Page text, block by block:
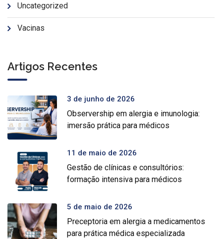
Uncategorized
Vacinas
Artigos Recentes
3 de junho de 2026
Observership em alergia e imunologia:
imersão prática para médicos
11 de maio de 2026
Gestão de clínicas e consultórios:
formação intensiva para médicos
5 de maio de 2026
Preceptoria em alergia a medicamentos
para prática médica especializada